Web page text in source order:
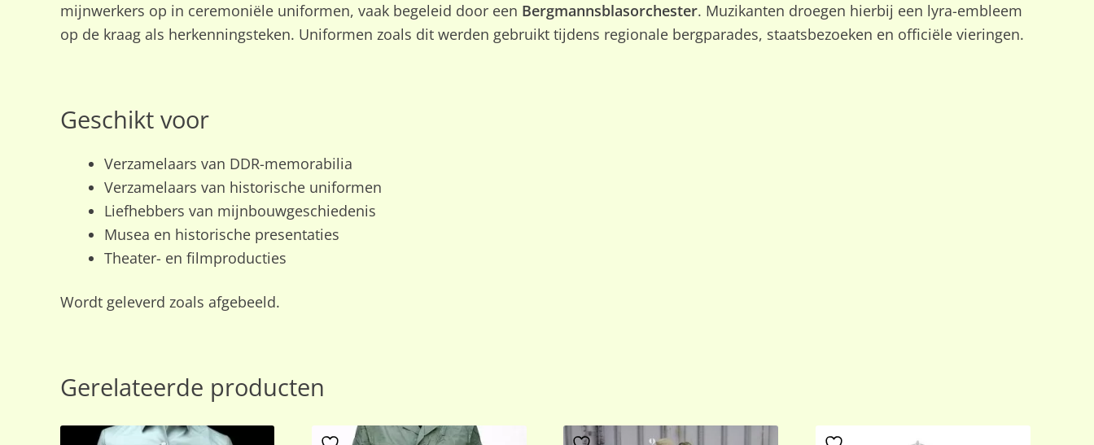
mijnwerkers op in ceremoniële uniformen, vaak begeleid door een Bergmannsblasorchester. Muzikanten droegen hierbij een lyra-embleem
op de kraag als herkenningsteken. Uniformen zoals dit werden gebruikt tijdens regionale bergparades, staatsbezoeken en officiële vieringen.
Geschikt voor
Verzamelaars van DDR-memorabilia
Verzamelaars van historische uniformen
Liefhebbers van mijnbouwgeschiedenis
Musea en historische presentaties
Theater- en filmproducties
Wordt geleverd zoals afgebeeld.
Gerelateerde producten